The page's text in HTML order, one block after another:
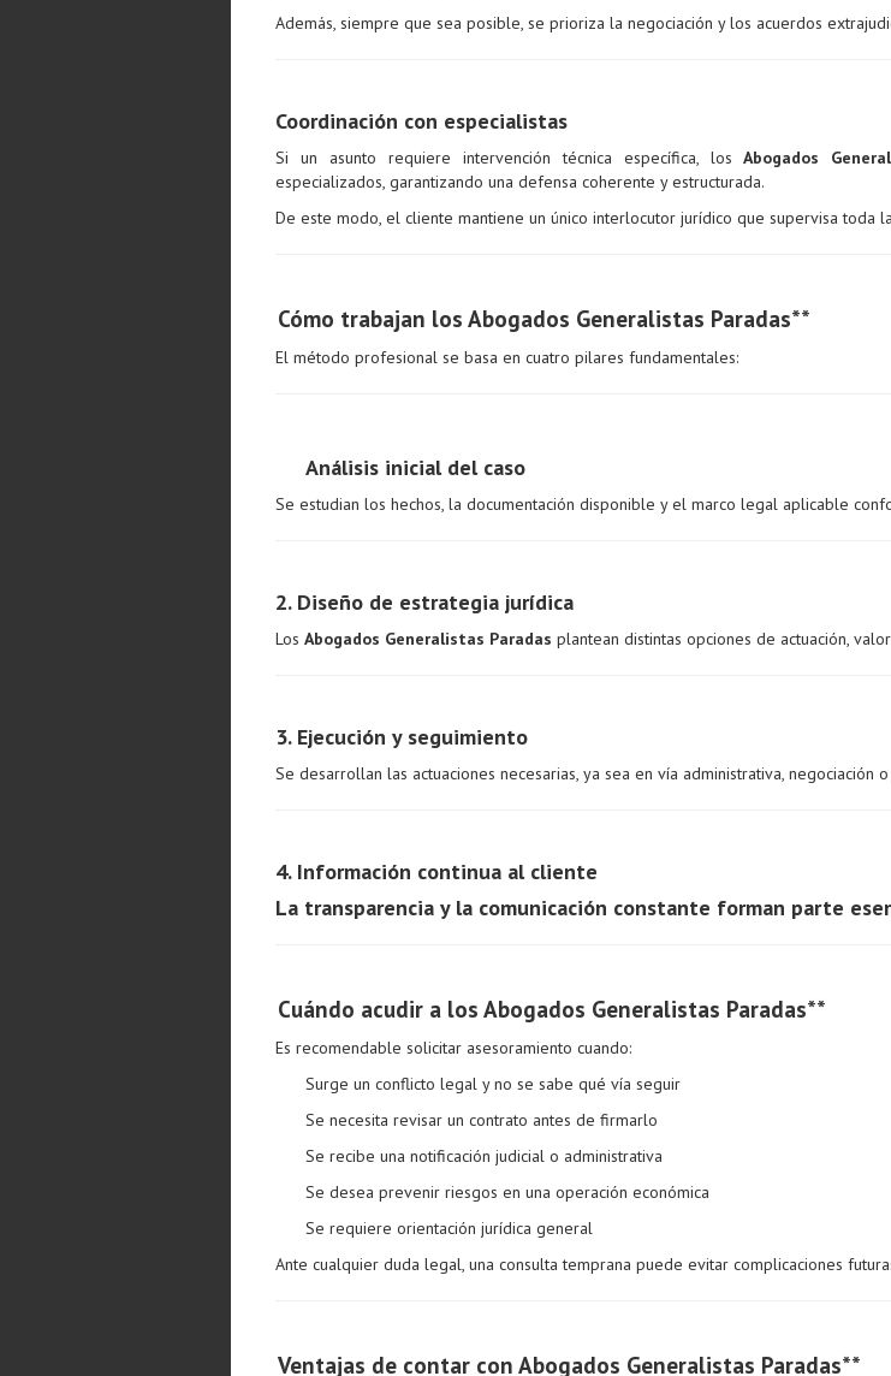
Además, siempre que sea posible, se prioriza la negociación y los acuerdos
Coordinación con especialistas
Si un asunto requiere intervención técnica específica, losAbogados
especializados, garantizando una defensa coherente y estructurada.
De este modo, el cliente mantiene un único interlocutor jurídico que supervisa toda
Cómo trabajan los Abogados Generalistas Paradas**
El método profesional se basa en cuatro pilares fundamentales:
Análisis inicial del caso
Se estudian los hechos, la documentación disponible y el marco legal aplicable
2. Diseño de estrategia jurídica
Los Abogados Generalistas Paradas plantean distintas opciones de actuación,
3. Ejecución y seguimiento
Se desarrollan las actuaciones necesarias, ya sea en vía administrativa, negociación
4. Información continua al cliente
La transparencia y la comunicación constante forman parte
Cuándo acudir a los Abogados Generalistas Paradas**
Es recomendable solicitar asesoramiento cuando:
Surge un conflicto legal y no se sabe qué vía seguir
Se necesita revisar un contrato antes de firmarlo
Se recibe una notificación judicial o administrativa
Se desea prevenir riesgos en una operación económica
Se requiere orientación jurídica general
Ante cualquier duda legal, una consulta temprana puede evitar complicaciones
Ventajas de contar con Abogados Generalistas Paradas**